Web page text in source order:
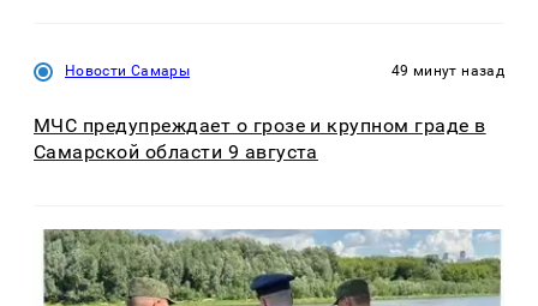
Новости Самары 49 минут назад
МЧС предупреждает о грозе и крупном граде в
Самарской области 9 августа